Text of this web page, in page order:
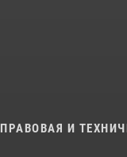
ПРАВОВАЯ И